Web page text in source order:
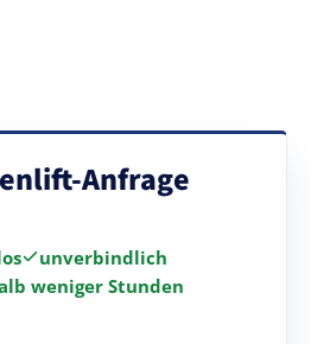
Anfrage
unverbindlich
weniger Stunden